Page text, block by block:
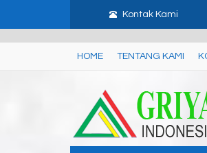
Kontak Kami
HOME TENTANG KAMI